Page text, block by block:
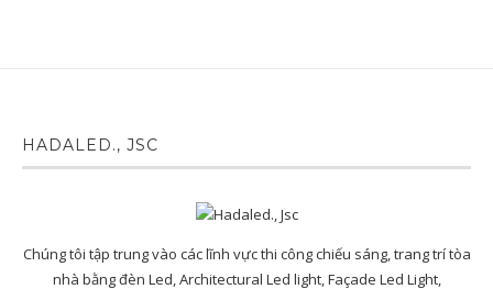
HADALED., JSC
Chúng tôi tập trung vào các lĩnh vực thi công chiếu sáng, trang trí tòa
nhà bằng đèn Led, Architectural Led light, Façade Led Light,